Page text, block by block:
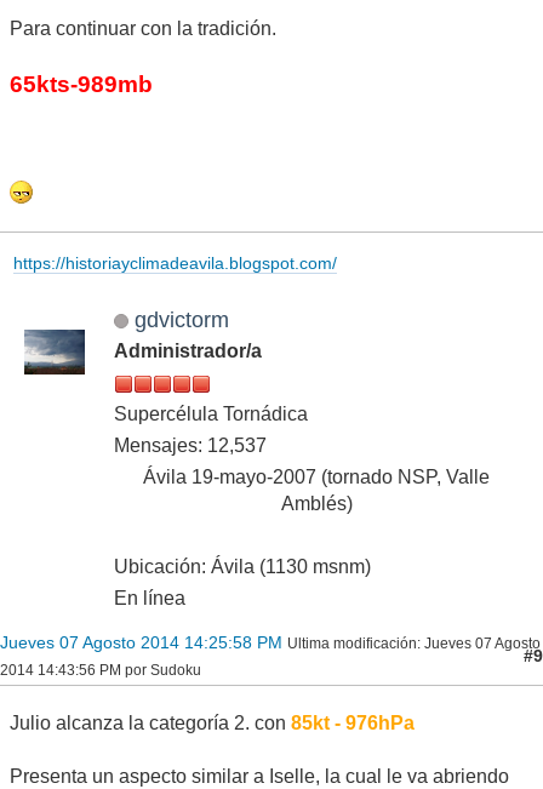
Para continuar con la tradición.
65kts-989mb
https://historiayclimadeavila.blogspot.com/
gdvictorm
Administrador/a
Supercélula Tornádica
Mensajes: 12,537
Ávila 19-mayo-2007 (tornado NSP, Valle
Amblés)
Ubicación: Ávila (1130 msnm)
En línea
Jueves 07 Agosto 2014 14:25:58 PM Ultima modificación: Jueves 07 Agosto
2014 14:43:56 PM por Sudoku
#9
Julio alcanza la categoría 2. con 85kt - 976hPa
Presenta un aspecto similar a Iselle, la cual le va abriendo